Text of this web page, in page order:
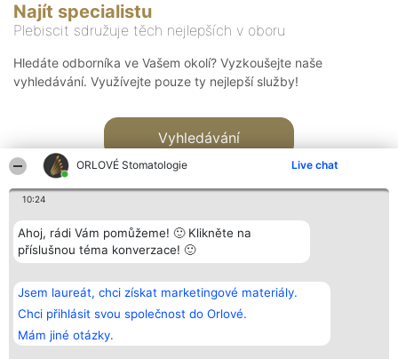
ORLOVÉ Stomatologie Live chat
10:24
Ahoj, rádi Vám pomůžeme! 🙂 Klikněte na
příslušnou téma konverzace! 🙂
Jsem laureát, chci získat marketingové materiály.
Chci přihlásit svou společnost do Orlové.
Mám jiné otázky.
Najít specialistu
Plebiscit sdružuje těch nejlepších v oboru
Hledáte odborníka ve Vašem okolí? Vyzkoušejte naše
vyhledávání. Využívejte pouze ty nejlepší služby!
Vyhledávání
Bright Side Solutions sp. z o.
o. sp. k.
ul. Ruska 22
Wrocław 50-079
KRS 0000749100 | Regon
381313360 | NIP 8943132676
Vítězové
Seznam všech
laureátů
Zásady
Zásady
Kontakt